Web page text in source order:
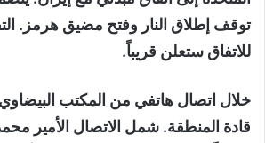
توقف إطلاق النار وفتح مضيق هرمز.
للاتفاق ستعلن قريباً.
خلال اتصال هاتفي من المكتب
قادة المنطقة. شمل الاتصال الأمير